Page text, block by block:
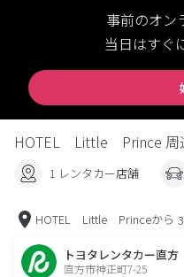
事前のオン
当日はすぐ
HOTEL Little Prince 周
1 レンタカー店舗
HOTEL Little Princeから
トヨタレンタカー直方
直方市神正町7-25